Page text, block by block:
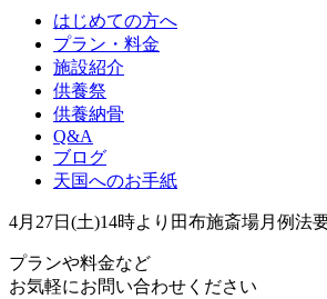
はじめての方へ
プラン・料金
施設紹介
供養祭
供養納骨
Q&A
ブログ
天国へのお手紙
4月27日(土)14時より田布施斎場月例法
プランや料金など
お気軽にお問い合わせください